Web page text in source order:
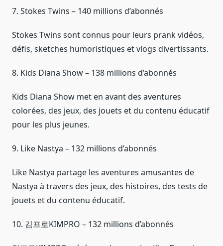
7. Stokes Twins – 140 millions d’abonnés
Stokes Twins sont connus pour leurs prank vidéos,
défis, sketches humoristiques et vlogs divertissants.
8. Kids Diana Show – 138 millions d’abonnés
Kids Diana Show met en avant des aventures
colorées, des jeux, des jouets et du contenu éducatif
pour les plus jeunes.
9. Like Nastya – 132 millions d’abonnés
Like Nastya partage les aventures amusantes de
Nastya à travers des jeux, des histoires, des tests de
jouets et du contenu éducatif.
10. 김프로KIMPRO – 132 millions d’abonnés